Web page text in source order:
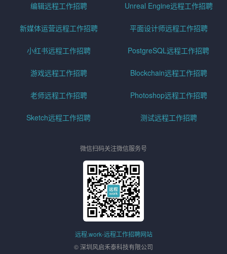
编辑远程工作招聘 Unreal Engine远程工作招聘
新媒体运营远程工作招聘 平面设计师远程工作招聘
小红书远程工作招聘 PostgreSQL远程工作招聘
游戏远程工作招聘 Blockchain远程工作招聘
老师远程工作招聘 Photoshop远程工作招聘
Sketch远程工作招聘 测试远程工作招聘
微信扫码关注微信服务号
远程.work-远程工作招聘网站
© 深圳风启禾泰科技有限公司